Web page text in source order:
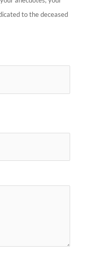
to the deceased